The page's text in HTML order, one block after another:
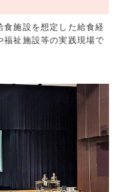
施設を想定した給食経
福祉施設等の実践現場で